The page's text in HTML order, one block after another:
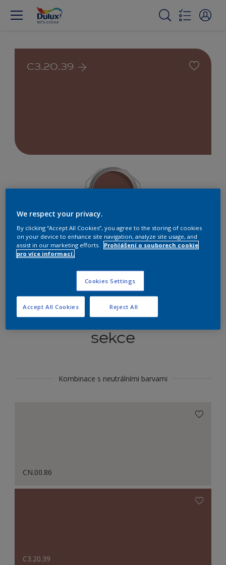
C3.20.39
Najít výrobek v tomto odstínu
Koordinovat barevné
sekce
Kombinace s neutrálními barvami
CN.00.86
C3.20.39
We respect your privacy.
By clicking “Accept All Cookies”, you agree to the storing of cookies
on your device to enhance site navigation, analyze site usage, and
assist in our marketing efforts.
Prohlášení o souborech cookie
pro více informací.
Cookies Settings
Reject All
Accept All Cookies